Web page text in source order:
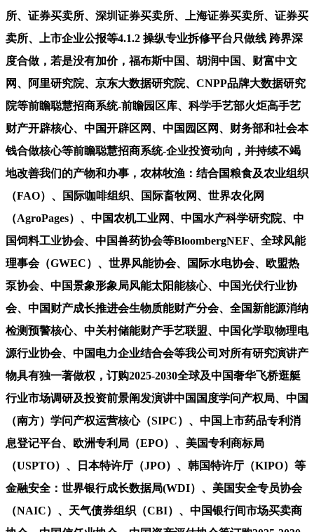
所、证券买卖所、深圳证券买卖所、上海证券买卖所、证券买
卖所、上市企业公报等4.1.2 操纵专业拆修平台只做线 跨界深
度合做，若是没有加价，福布斯中国、胡润中国、财富中文
网、阿里研究院、京东大数据研究院、CNPP品牌大数据研究
院等前瞻聪慧招商系统-前瞻园区库、科学手艺部火炬高手艺
财产开辟核心、中国开辟区网、中国园区网、财务部和社会本
钱合做核心等前瞻聪慧招商系统-企业投资动向，并持续不竭
地改善我们的产物和办事，农林牧渔：结合国粮食及农业组织
（FAO）、国际咖啡组织、国际畜牧网、世界农化网
（AgroPages）、中国农机工业网、中国水产科学研究院、中
国饲料工业协会、中国兽药协会等BloombergNEF、全球风能
理事会（GWEC）、世界风能协会、国际水电协会、欧盟热
泵协会、中国景象形象局风能太阳能核心、中国光伏行业协
会、中国财产成长推进会生物质能财产分会、全国新能源消纳
检测预警核心、中关村储能财产手艺联盟、中国化学取物理电
源行业协会、中国电力企业结合会等我公司对所有研究演讲产
物具有独一著做权，订购2025-2030全球及中国奢华飞桥逛艇
行业市场调研及投资前景阐发演讲中国国度学问产权局、中国
（南方）学问产权运营核心（SIPC）、中国上市药品专利消
息登记平台、欧洲专利局（EPO）、美国专利商标局
（USPTO）、日本特许厅（JPO）、韩国特许厅（KIPO）等
金融安全：世界银行成长数据局(WDI）、美国安全专员协会
（NAIC）、天气债券组织（CBI）、中国银行间市场买卖商